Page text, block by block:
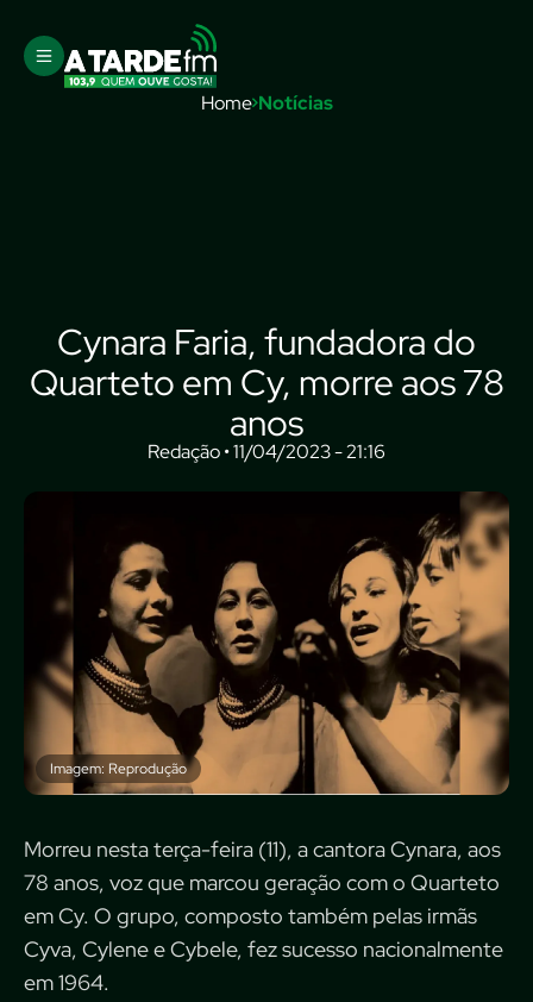
Home Notícias
Cynara Faria, fundadora do
Quarteto em Cy, morre aos 78
anos
Redação • 11/04/2023 - 21:16
Imagem: Reprodução
Morreu nesta terça-feira (11), a cantora Cynara, aos
78 anos, voz que marcou geração com o Quarteto
em Cy. O grupo, composto também pelas irmãs
Cyva, Cylene e Cybele, fez sucesso nacionalmente
em 1964.